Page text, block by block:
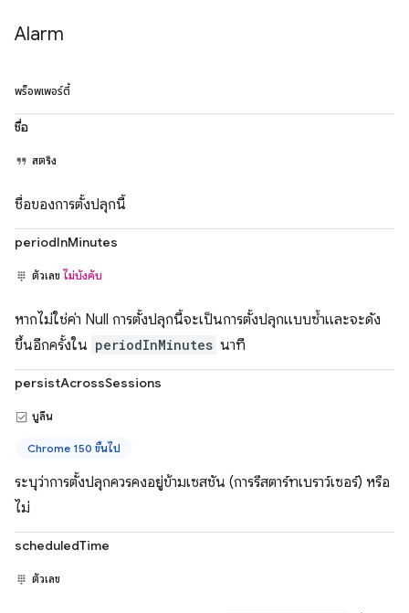
Alarm
พร็อพเพอร์ตี้
ชื่อ
สตริง
ชื่อของการตั้งปลุกนี้
periodInMinutes
ตัวเลข ไม่บังคับ
หากไม่ใช่ค่า Null การตั้งปลุกนี้จะเป็นการตั้งปลุกแบบซ้ำและจะดัง
ขึ้นอีกครั้งใน periodInMinutes นาที
persistAcrossSessions
บูลีน
Chrome 150 ขึ้นไป
ระบุว่าการตั้งปลุกควรคงอยู่ข้ามเซสชัน (การรีสตาร์ทเบราว์เซอร์) หรือ
ไม่
scheduledTime
ตัวเลข